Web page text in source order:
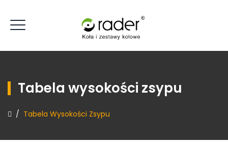
Tabela wysokości zsypu
/ Tabela Wysokości Zsypu